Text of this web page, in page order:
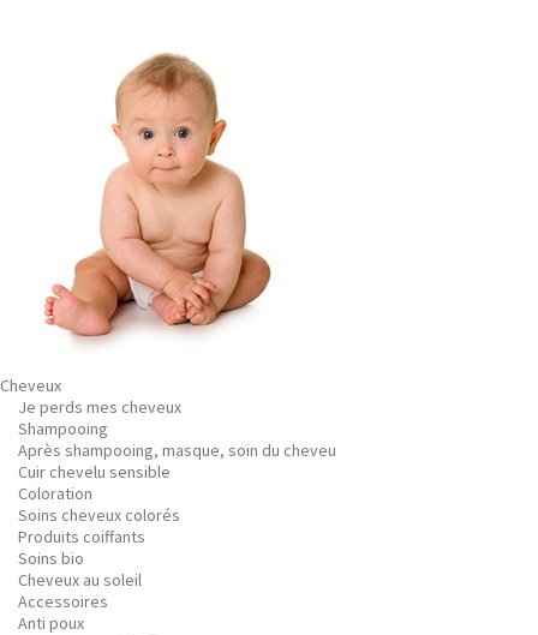
Cheveux
Je perds mes cheveux
Shampooing
Après shampooing, masque, soin du cheveu
Cuir chevelu sensible
Coloration
Soins cheveux colorés
Produits coiffants
Soins bio
Cheveux au soleil
Accessoires
Anti poux